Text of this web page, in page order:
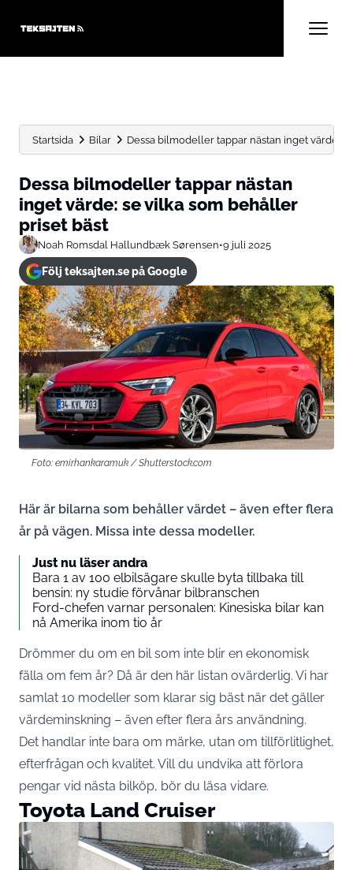
Startsida Bilar Dessa bilmodeller tappar nästan inget värde:
Dessa bilmodeller tappar nästan
inget värde: se vilka som behåller
priset bäst
Noah Romsdal Hallundbæk Sørensen•9 juli 2025
Följ teksajten.se på Google
Foto: emirhankaramuk / Shutterstock.com
Här är bilarna som behåller värdet – även efter flera
år på vägen. Missa inte dessa modeller.
Just nu läser andra
Bara 1 av 100 elbilsägare skulle byta tillbaka till
bensin: ny studie förvånar bilbranschen
Ford-chefen varnar personalen: Kinesiska bilar kan
nå Amerika inom tio år
Drömmer du om en bil som inte blir en ekonomisk
fälla om fem år? Då är den här listan ovärderlig. Vi har
samlat 10 modeller som klarar sig bäst när det gäller
värdeminskning – även efter flera års användning.
Det handlar inte bara om märke, utan om tillförlitlighet,
efterfrågan och kvalitet. Vill du undvika att förlora
pengar vid nästa bilköp, bör du läsa vidare.
Toyota Land Cruiser